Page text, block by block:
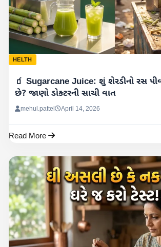
HELTH
🧃 Sugarcane Juice: શું શેરડીનો રસ
છે? જાણો ડોક્ટરની સાચી વાત
mehul.pattel April 14, 2026
Read More